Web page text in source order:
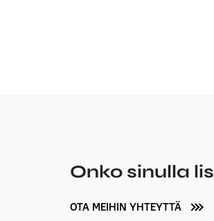
Onko sinulla
OTA MEIHIN YHTEYTTÄ